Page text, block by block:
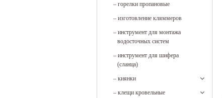
– горелки пропановые
– изготовление кляммеров
– инструмент для монтажа
водосточных систем
– инструмент для шифера
(сланца)
– киянки
– клещи кровельные